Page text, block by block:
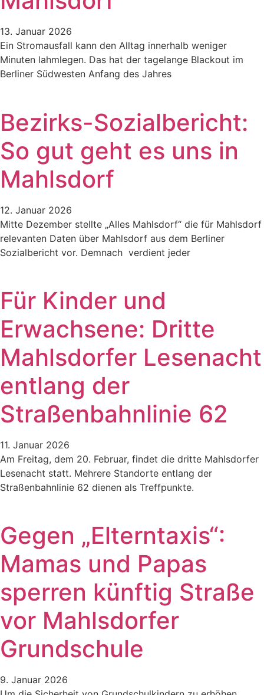
13. Januar 2026
Ein Stromausfall kann den Alltag innerhalb weniger
Minuten lahmlegen. Das hat der tagelange Blackout im
Berliner Südwesten Anfang des Jahres
Bezirks-Sozialbericht:
So gut geht es uns in
Mahlsdorf
12. Januar 2026
Mitte Dezember stellte „Alles Mahlsdorf“ die für Mahlsdorf
relevanten Daten über Mahlsdorf aus dem Berliner
Sozialbericht vor. Demnach verdient jeder
Für Kinder und
Erwachsene: Dritte
Mahlsdorfer Lesenacht
entlang der
Straßenbahnlinie 62
11. Januar 2026
Am Freitag, dem 20. Februar, findet die dritte Mahlsdorfer
Lesenacht statt. Mehrere Standorte entlang der
Straßenbahnlinie 62 dienen als Treffpunkte.
Gegen „Elterntaxis“:
Mamas und Papas
sperren künftig Straße
vor Mahlsdorfer
Grundschule
9. Januar 2026